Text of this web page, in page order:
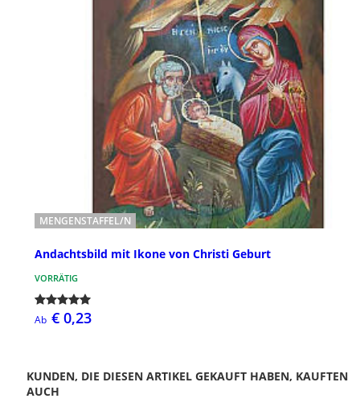
MENGENSTAFFEL/N
Andachtsbild mit Ikone von Christi Geburt
VORRÄTIG
Ab € 0,23
KUNDEN, DIE DIESEN ARTIKEL GEKAUFT HABEN, KAUFTEN
AUCH